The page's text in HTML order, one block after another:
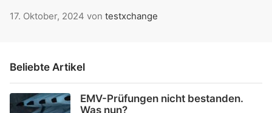
17. Oktober, 2024 von testxchange
Beliebte Artikel
EMV-Prüfungen nicht bestanden.
Was nun?